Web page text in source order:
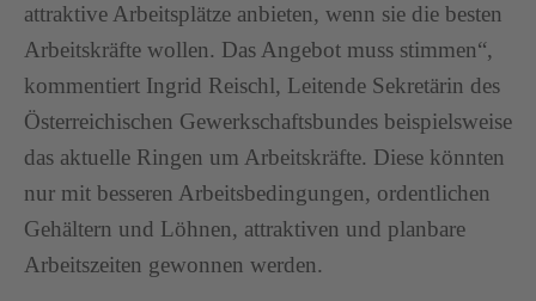
attraktive Arbeitsplätze anbieten, wenn sie die besten
Arbeitskräfte wollen. Das Angebot muss stimmen“,
kommentiert Ingrid Reischl, Leitende Sekretärin des
Österreichischen Gewerkschaftsbundes beispielsweise
das aktuelle Ringen um Arbeitskräfte. Diese könnten
nur mit besseren Arbeitsbedingungen, ordentlichen
Gehältern und Löhnen, attraktiven und planbare
Arbeitszeiten gewonnen werden.